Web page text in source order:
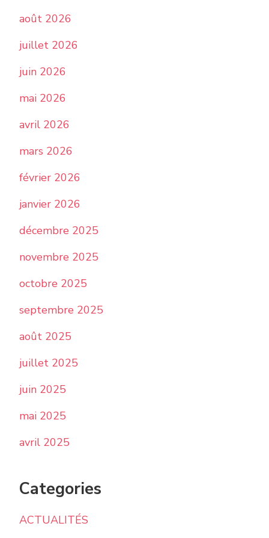
août 2026
juillet 2026
juin 2026
mai 2026
avril 2026
mars 2026
février 2026
janvier 2026
décembre 2025
novembre 2025
octobre 2025
septembre 2025
août 2025
juillet 2025
juin 2025
mai 2025
avril 2025
Categories
ACTUALITÉS